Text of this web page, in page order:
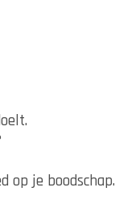
op je boodschap.